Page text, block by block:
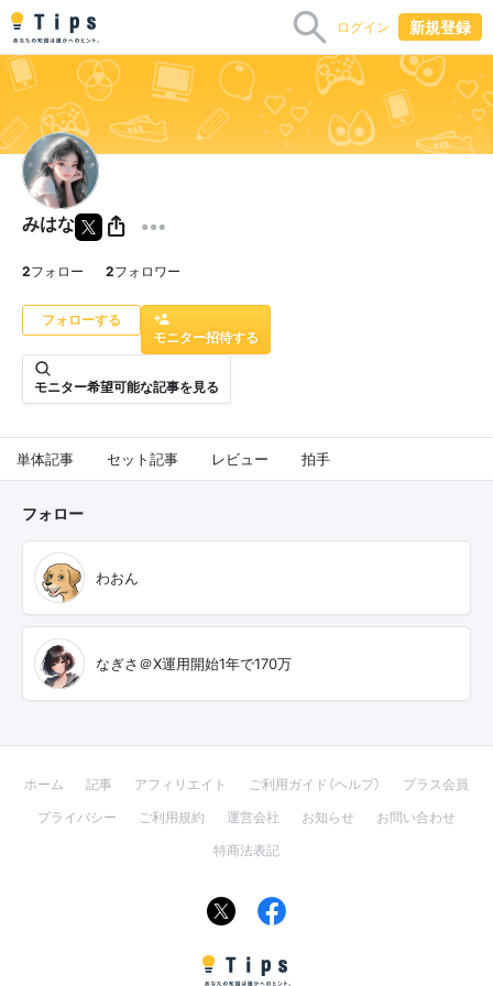
ログイン 新規登録
みはな
2フォロー 2フォロワー
モニター招待する
モニター希望可能な記事を見る
単体記事 セット記事 レビュー 拍手
フォロー
わおん
なぎさ＠X運用開始1年で170万
ホーム 記事 アフィリエイト ご利用ガイド（ヘルプ）
プラス会員
プライバシー
ご利用規約 運営会社 お知らせ
お問い合わせ
特商法表記